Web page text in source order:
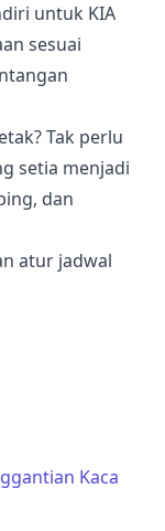
untuk KIA
sesuai
Tak perlu
setia menjadi
dan
atur jadwal
Kaca